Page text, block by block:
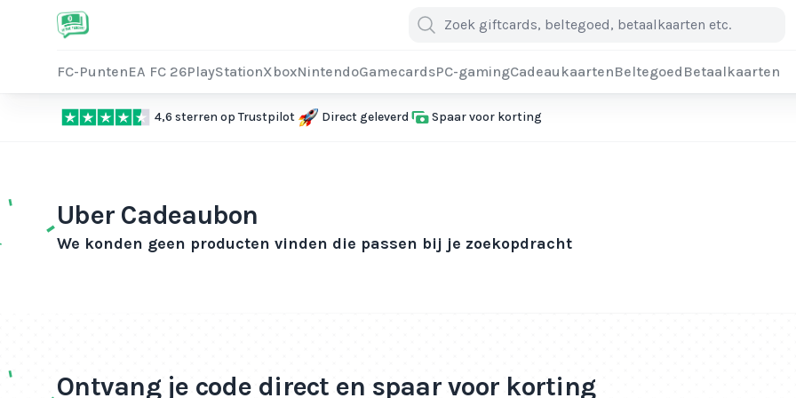
FC-PuntenEA FC 26PlayStationXboxNintendoGamecardsPC-gamingCadeaukaartenBeltegoed Betaalkaarten
4,6 sterren op Trustpilot Direct geleverd Spaar voor korting
Uber Cadeaubon
We konden geen producten vinden die passen bij je zoekopdracht
Ontvang je code direct en spaar voor korting